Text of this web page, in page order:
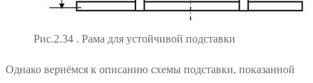
Рис.2.34 . Рама для устойчивой подставки
Однако вернёмся к описанию схемы подставки, показанной